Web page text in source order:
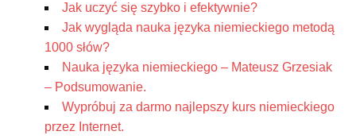
Jak uczyć się szybko i efektywnie?
Jak wygląda nauka języka niemieckiego metodą
1000 słów?
Nauka języka niemieckiego – Mateusz Grzesiak
– Podsumowanie.
Wypróbuj za darmo najlepszy kurs niemieckiego
przez Internet.